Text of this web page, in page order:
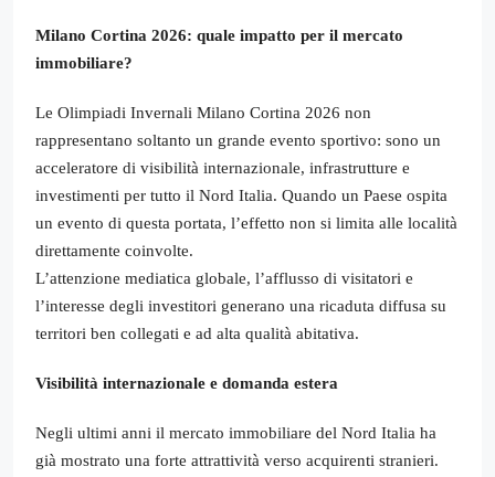
Milano Cortina 2026: quale impatto per il mercato
immobiliare?
Le Olimpiadi Invernali Milano Cortina 2026 non
rappresentano soltanto un grande evento sportivo: sono un
acceleratore di visibilità internazionale, infrastrutture e
investimenti per tutto il Nord Italia. Quando un Paese ospita
un evento di questa portata, l’effetto non si limita alle località
direttamente coinvolte.
L’attenzione mediatica globale, l’afflusso di visitatori e
l’interesse degli investitori generano una ricaduta diffusa su
territori ben collegati e ad alta qualità abitativa.
Visibilità internazionale e domanda estera
Negli ultimi anni il mercato immobiliare del Nord Italia ha
già mostrato una forte attrattività verso acquirenti stranieri.